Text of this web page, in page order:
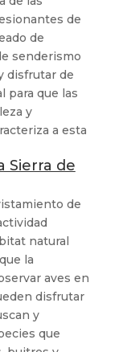
de
de
senderismo
disfrutar de
para que las
y
a esta
Sierra de
de
natural
la
aves en
disfrutar
y
que